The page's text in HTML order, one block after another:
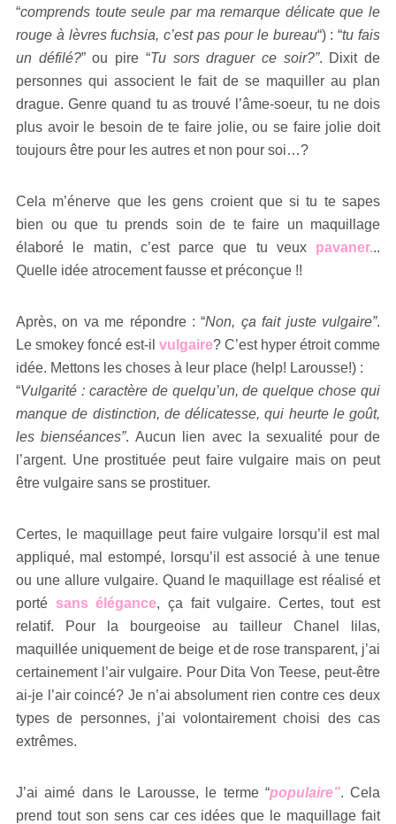
“comprends toute seule par ma remarque délicate que le
rouge à lèvres fuchsia, c’est pas pour le bureau“) : “tu fais
un défilé?” ou pire “Tu sors draguer ce soir?”. Dixit de
personnes qui associent le fait de se maquiller au plan
drague. Genre quand tu as trouvé l’âme-soeur, tu ne dois
plus avoir le besoin de te faire jolie, ou se faire jolie doit
toujours être pour les autres et non pour soi…?
Cela m’énerve que les gens croient que si tu te sapes
bien ou que tu prends soin de te faire un maquillage
élaboré le matin, c’est parce que tu veux pavaner...
Quelle idée atrocement fausse et préconçue !!
Après, on va me répondre : “Non, ça fait juste vulgaire”.
Le smokey foncé est-il vulgaire? C’est hyper étroit comme
idée. Mettons les choses à leur place (help! Larousse!) :
“Vulgarité : caractère de quelqu’un, de quelque chose qui
manque de distinction, de délicatesse, qui heurte le goût,
les bienséances”. Aucun lien avec la sexualité pour de
l’argent. Une prostituée peut faire vulgaire mais on peut
être vulgaire sans se prostituer.
Certes, le maquillage peut faire vulgaire lorsqu’il est mal
appliqué, mal estompé, lorsqu’il est associé à une tenue
ou une allure vulgaire. Quand le maquillage est réalisé et
porté sans élégance, ça fait vulgaire. Certes, tout est
relatif. Pour la bourgeoise au tailleur Chanel lilas,
maquillée uniquement de beige et de rose transparent, j’ai
certainement l’air vulgaire. Pour Dita Von Teese, peut-être
ai-je l’air coincé? Je n’ai absolument rien contre ces deux
types de personnes, j’ai volontairement choisi des cas
extrêmes.
J’ai aimé dans le Larousse, le terme “populaire”. Cela
prend tout son sens car ces idées que le maquillage fait